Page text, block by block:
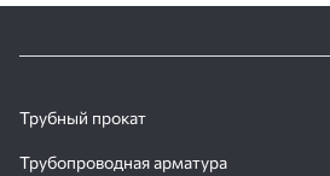
Трубный прокат
Трубопроводная арматура